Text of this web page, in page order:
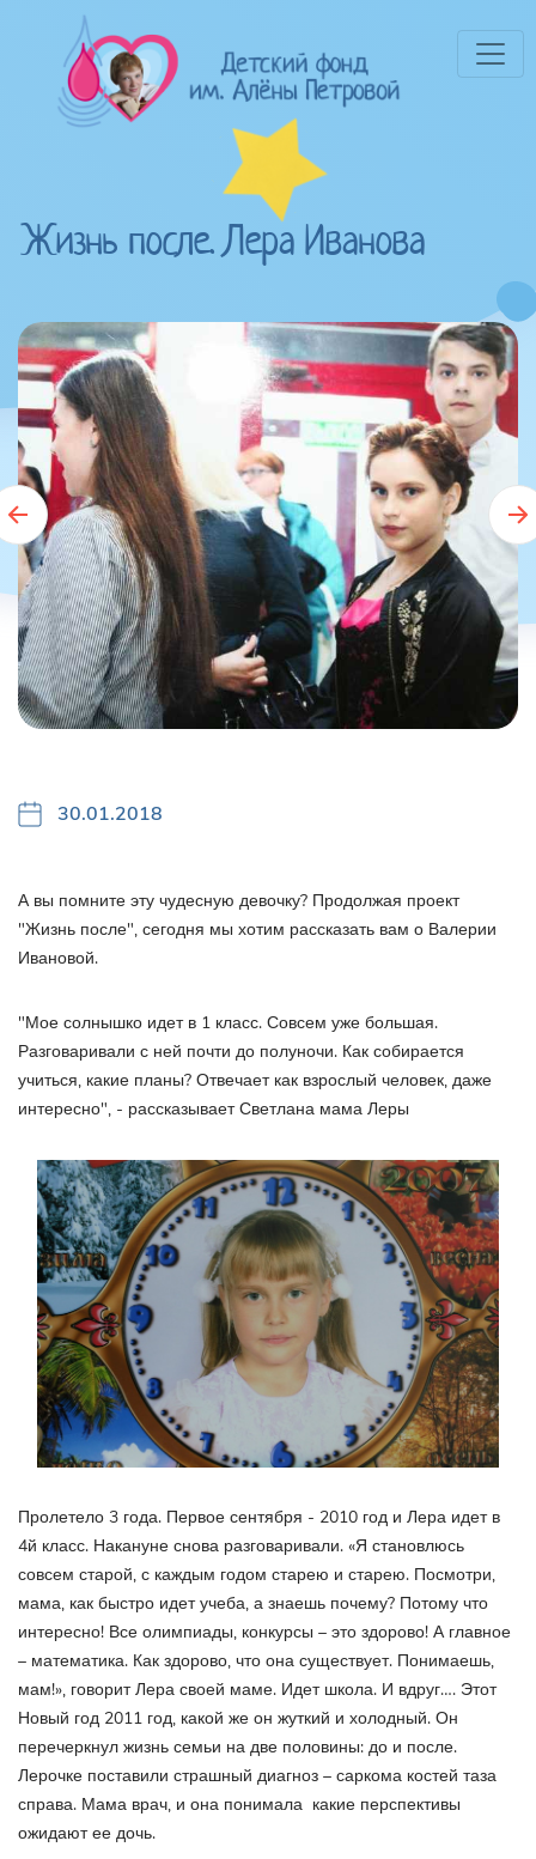
Жизнь после. Лера Иванова
30.01.2018
А вы помните эту чудесную девочку? Продолжая проект
"Жизнь после", сегодня мы хотим рассказать вам о Валерии
Ивановой.
"Мое солнышко идет в 1 класс. Совсем уже большая.
Разговаривали с ней почти до полуночи. Как собирается
учиться, какие планы? Отвечает как взрослый человек, даже
интересно", - рассказывает Светлана мама Леры
Пролетело 3 года. Первое сентября - 2010 год и Лера идет в
4й класс. Накануне снова разговаривали. «Я становлюсь
совсем старой, с каждым годом старею и старею. Посмотри,
мама, как быстро идет учеба, а знаешь почему? Потому что
интересно! Все олимпиады, конкурсы – это здорово! А главное
– математика. Как здорово, что она существует. Понимаешь,
мам!», говорит Лера своей маме. Идет школа. И вдруг…. Этот
Новый год 2011 год, какой же он жуткий и холодный. Он
перечеркнул жизнь семьи на две половины: до и после.
Лерочке поставили страшный диагноз – саркома костей таза
справа. Мама врач, и она понимала какие перспективы
ожидают ее дочь.